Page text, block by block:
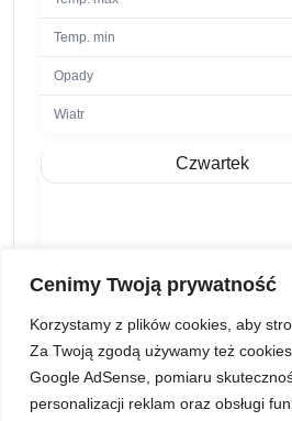
Cenimy Twoją prywatność
Korzystamy z plików cookies, aby
Za Twoją zgodą używamy też
Google AdSense, pomiaru
personalizacji reklam oraz obsługi
Czwartek